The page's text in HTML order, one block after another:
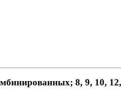
8, 9, 10,